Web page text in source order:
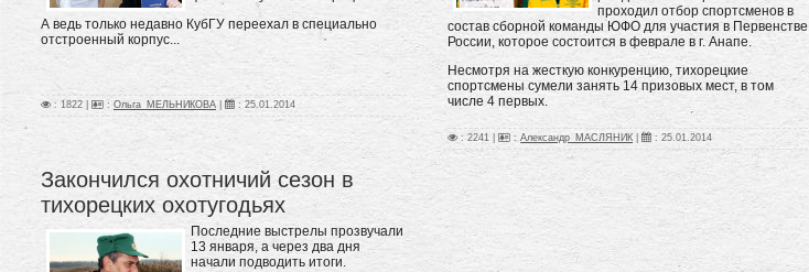
А ведь только недавно КубГУ переехал в специально
отстроенный корпус...
: 1822 | : Ольга_МЕЛЬНИКОВА : 25.01.2014
проходил отбор спортсменов в
состав сборной команды ЮФО для участия в Первенстве
России, которое состоится в феврале в г. Анапе.
Несмотря на жесткую конкуренцию, тихорецкие
спортсмены сумели занять 14 призовых мест, в том
числе 4 первых.
: 2241 | :Александр_МАСЛЯНИК | :25.01.2014
Закончился охотничий сезон в
тихорецких охотугодьях
Последние выстрелы прозвучали
13 января, а через два дня
начали подводить итоги.